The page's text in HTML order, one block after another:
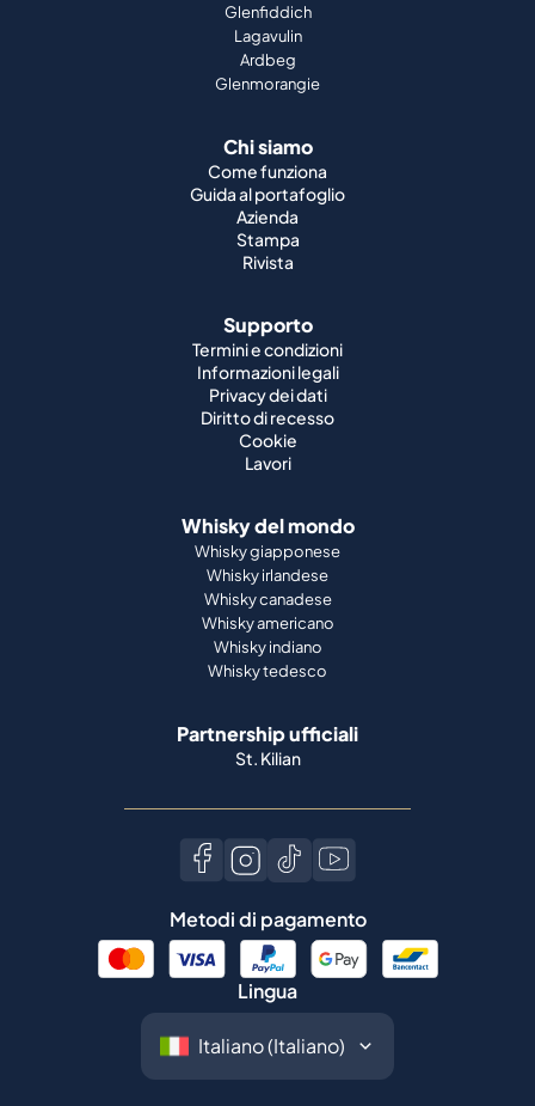
Glenfiddich
Lagavulin
Ardbeg
Glenmorangie
Chi siamo
Come funziona
Guida al portafoglio
Azienda
Stampa
Rivista
Supporto
Termini e condizioni
Informazioni legali
Privacy dei dati
Diritto di recesso
Cookie
Lavori
Whisky del mondo
Whisky giapponese
Whisky irlandese
Whisky canadese
Whisky americano
Whisky indiano
Whisky tedesco
Partnership ufficiali
St. Kilian
Metodi di pagamento
Lingua